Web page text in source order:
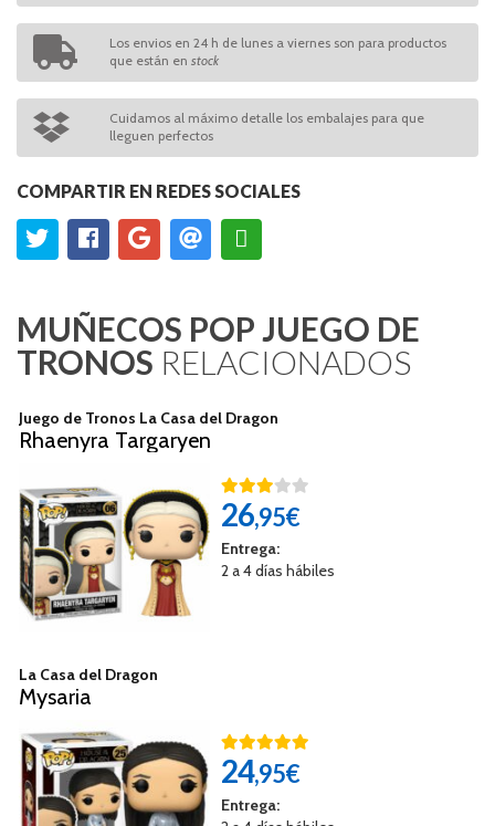
Los envios en 24 h de lunes a viernes son para productos
que están en stock
Cuidamos al máximo detalle los embalajes para que
lleguen perfectos
COMPARTIR EN REDES SOCIALES
MUÑECOS POP JUEGO DE
TRONOS RELACIONADOS
Juego de Tronos La Casa del Dragon
Rhaenyra Targaryen
26,95€
Entrega:
2 a 4 días hábiles
La Casa del Dragon
Mysaria
24,95€
Entrega: